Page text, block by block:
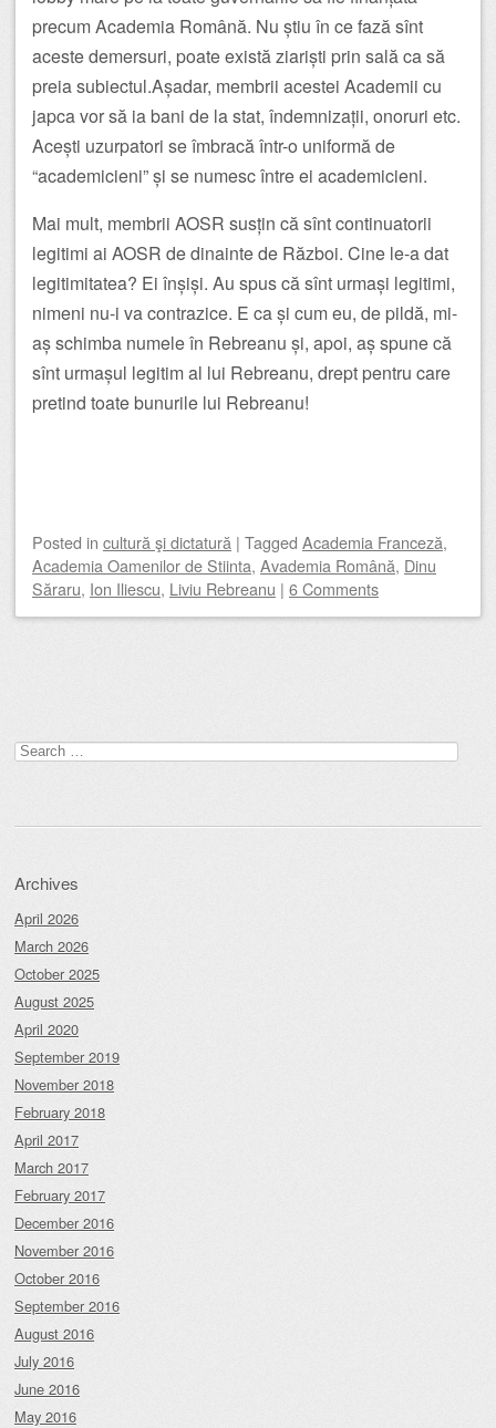
precum Academia Română. Nu știu în ce fază sînt
aceste demersuri, poate există ziariști prin sală ca să
preia subiectul.Așadar, membrii acestei Academii cu
japca vor să ia bani de la stat, îndemnizații, onoruri etc.
Acești uzurpatori se îmbracă într-o uniformă de
“academicieni” și se numesc între ei academicieni.
Mai mult, membrii AOSR susțin că sînt continuatorii
legitimi ai AOSR de dinainte de Război. Cine le-a dat
legitimitatea? Ei înșiși. Au spus că sînt urmași legitimi,
nimeni nu-i va contrazice. E ca și cum eu, de pildă, mi-
aș schimba numele în Rebreanu și, apoi, aș spune că
sînt urmașul legitim al lui Rebreanu, drept pentru care
pretind toate bunurile lui Rebreanu!
Posted in cultură şi dictatură | Tagged Academia Franceză,
Academia Oamenilor de Stiinta, Avademia Română, Dinu
Săraru, Ion Iliescu, Liviu Rebreanu | 6 Comments
Search
for:
Archives
April 2026
March 2026
October 2025
August 2025
April 2020
September 2019
November 2018
February 2018
April 2017
March 2017
February 2017
December 2016
November 2016
October 2016
September 2016
August 2016
July 2016
June 2016
May 2016